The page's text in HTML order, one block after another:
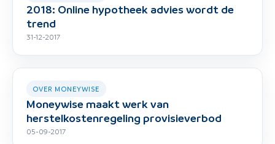
2018: Online hypotheek advies wordt de
trend
31-12-2017
OVER MONEYWISE
Moneywise maakt werk van
herstelkostenregeling provisieverbod
05-09-2017